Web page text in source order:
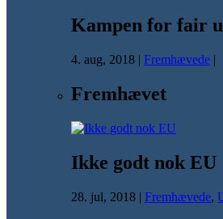
Kampen for fair
4. aug, 2018 | Fremhævede |
Fremhævet
Ikke godt nok EU
28. jul, 2018 | Fremhævede,